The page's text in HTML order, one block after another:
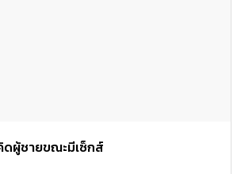
ดผู้ชายขณะมีเซ็กส์